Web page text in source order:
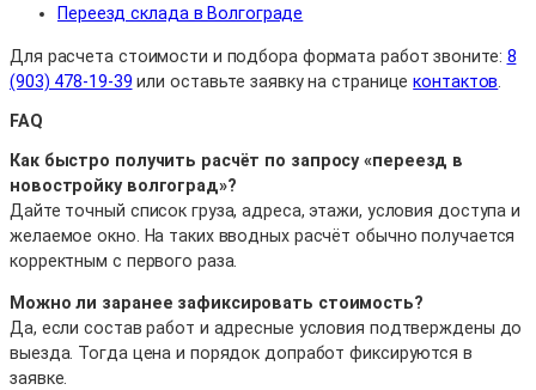
Переезд склада в Волгограде
Для расчета стоимости и подбора формата работ звоните: 8
(903) 478-19-39 или оставьте заявку на страницеконтактов
FAQ
Как быстро получить расчёт по запросу «переезд в
новостройку волгоград»?
Дайте точный список груза, адреса, этажи, условия доступа и
желаемое окно. На таких вводных расчёт обычно получается
корректным с первого раза.
Можно ли заранее зафиксировать стоимость?
Да, если состав работ и адресные условия подтверждены до
выезда. Тогда цена и порядок допработ фиксируются в
заявке.